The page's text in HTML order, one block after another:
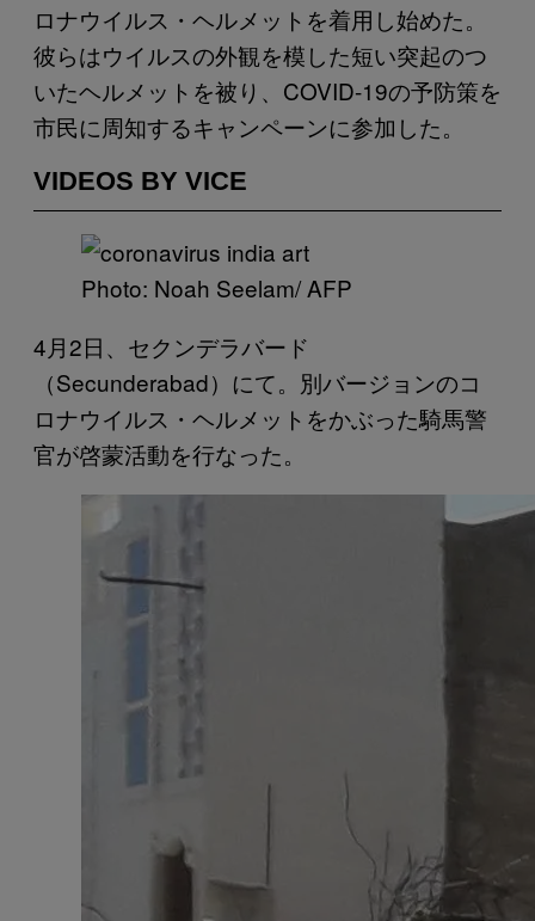
ロナウイルス・ヘルメットを着用し始めた。
彼らはウイルスの外観を模した短い突起のつ
いたヘルメットを被り、COVID-19の予防策を
市民に周知するキャンペーンに参加した。
VIDEOS BY VICE
Photo: Noah Seelam/ AFP
4月2日、セクンデラバード
（Secunderabad）にて。別バージョンのコ
ロナウイルス・ヘルメットをかぶった騎馬警
官が啓蒙活動を行なった。